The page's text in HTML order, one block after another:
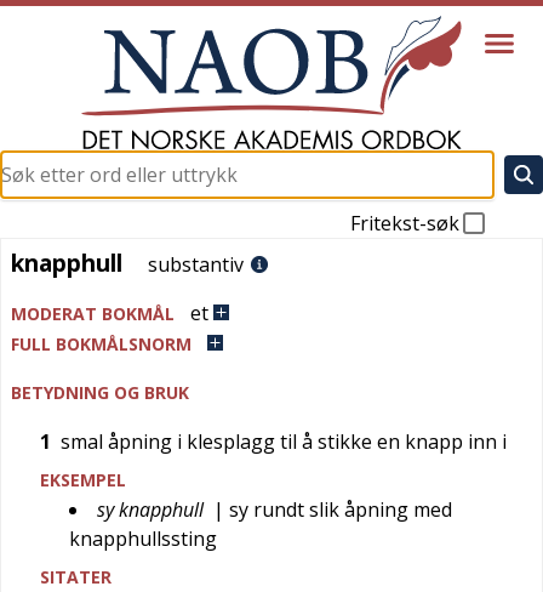
Fritekst-søk
knapphull
knapphull substantiv
MODERAT BOKMÅL et
FULL BOKMÅLSNORM
BETYDNING OG BRUK
1 smal åpning i klesplagg til å stikke en knapp inn i
EKSEMPEL
sy knapphull | sy rundt slik åpning med
knapphullssting
SITATER